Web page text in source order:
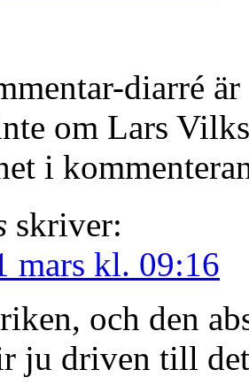
diarré
om Lars
i
skriver:
mars kl. 09:16
och den
ju driven till